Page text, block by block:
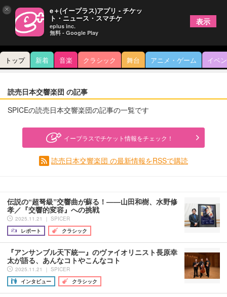
トップ 新着 音楽 クラシック 舞台 アニメ・ゲーム イベ
読売日本交響楽団 の記事
SPICEの読売日本交響楽団の記事の一覧です
イープラスでチケット情報をチェック！
読売日本交響楽団 の最新情報をRSSで購読
伝説の“超弩級”交響曲が蘇る！——山田和樹、水野修
孝／『交響的変容』への挑戦
2025.11.21 ｜ SPICER
レポート
クラシック
『アンサンブル天下統一』のヴァイオリニスト長原幸
太が語る、あんなコトやこんなコト
2025.11.21 ｜ SPICER
インタビュー
クラシック
× e＋(イープラス)アプリ - チケッ
ト・ニュース・スマチケ
eplus inc.
無料 - Google Play
表示